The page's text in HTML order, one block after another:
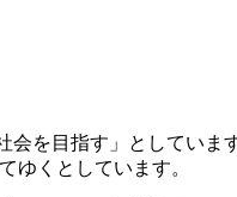
を目指す」としていま
ゆくとしています。